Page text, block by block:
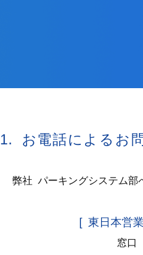
1. お電話によるお
弊社 パーキングシステム部
[ 東日本営
窓口